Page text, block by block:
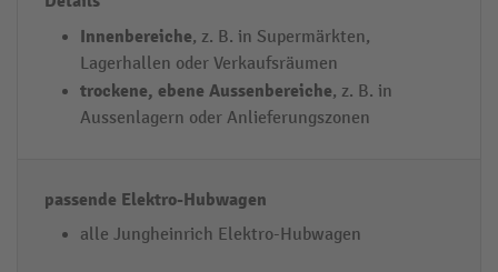
s
a
t
z
o
t
E
il
s
e
n
d
e
e
k
Innenbereiche, z. B. in Supermärkten,
Lagerhallen oder Verkaufsräumen
trockene, ebene Aussenbereiche, z. B. in
Aussenlagern oder Anlieferungszonen
alle Jungheinrich Elektro-Hubwagen